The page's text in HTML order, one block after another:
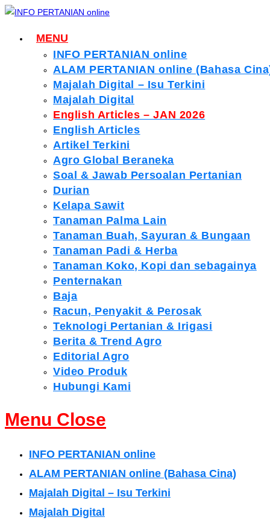
Skip
content
MENU
INFO PERTANIAN online
ALAM PERTANIAN online (Bahasa
Majalah Digital – Isu Terkini
Majalah Digital
English Articles – JAN 2026
English Articles
Artikel Terkini
Agro Global Beraneka
Soal & Jawab Persoalan Pertanian
Durian
Kelapa Sawit
Tanaman Palma Lain
Tanaman Buah, Sayuran & Bungaan
Tanaman Padi & Herba
Tanaman Koko, Kopi dan sebagainya
Penternakan
Baja
Racun, Penyakit & Perosak
Teknologi Pertanian & Irigasi
Berita & Trend Agro
Editorial Agro
Video Produk
Hubungi Kami
Menu Close
INFO PERTANIAN online
ALAM PERTANIAN online (Bahasa Cina)
Majalah Digital – Isu Terkini
Majalah Digital